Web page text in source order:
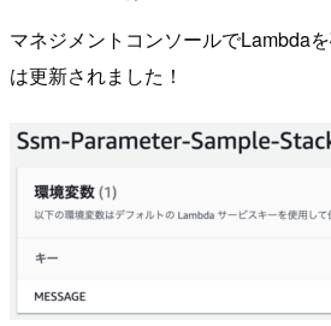
マネジメントコンソールでLambda
は更新されました！